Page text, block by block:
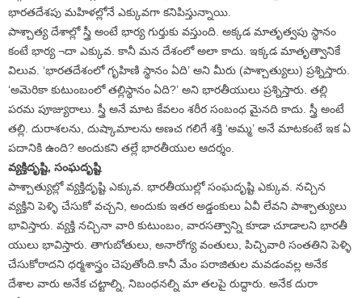
భారతదేశపు మహిళల్లోనే ఎక్కువగా కనిపిస్తున్నాయి.
పాశ్చాత్య దేశాల్లో స్త్రీ అంటే భార్య గుర్తుకు వస్తుంది. అక్కడ మాతృత్వపు స్థానం
కంటే భార్య ¬దా ఎక్కువ. కానీ మన దేశంలో అలా కాదు. ఇక్కడ మాతృత్వానికే
విలువ. ‘భారతదేశంలో గృహిణి స్థానం ఏది’ అని మీరు (పాశ్చాత్యులు) ప్రశ్నిస్తారు.
‘అమెరికా కుటుంబంలో తల్లిస్థానం ఏది?’ అని భారతీయులు ప్రశ్నిస్తారు. తల్లి
పరమ పూజ్యురాలు. స్త్రీ అనే మాట కేవలం శరీర సంబంధ మైనది కాదు. స్త్రీ అంటే
తల్లి. దురాశలను, దుష్కామాలను అణచ గలిగే శక్తి ‘అమ్మ’ అనే మాటకంటే ఇక ఏ
పదానికి ఉంది? అందుకని తల్లే భారతీయుల ఆదర్శం.
వ్యక్తిదృష్టి, సంఘదృష్టి
పాశ్చాత్యుల్లో వ్యక్తిదృష్టి ఎక్కువ. భారతీయుల్లో సంఘదృష్టి ఎక్కువ. నచ్చిన
వ్యక్తిని పెళ్ళి చేసుకో వచ్చని, అందుకు ఇతర అడ్డంకులు ఏవీ లేవని పాశ్చాత్యులు
భావిస్తారు. వ్యక్తి నచ్చినా వారి కుటుంబం, వారసత్వాన్ని కూడా చూడాలని భారతీ
యులు భావిస్తారు. తాగుబోతులు, అనారోగ్య వంతులు, పిచ్చివారి సంతతిని పెళ్ళి
చేసుకోరాదని ధర్మశాస్త్రం చెపుతోంది.కానీ మేం పరాజితుల మవడంవల్ల అనేక
దేశాల వారు అనేక చట్టాల్ని, నిబంధనల్ని మా తలపై రుద్దారు. అనేక దురా